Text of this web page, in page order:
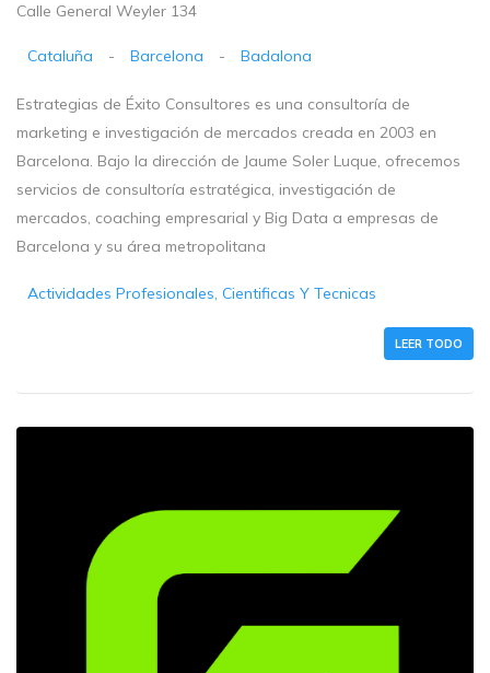
Calle General Weyler 134
Cataluña - Barcelona - Badalona
Estrategias de Éxito Consultores es una consultoría de
marketing e investigación de mercados creada en 2003 en
Barcelona. Bajo la dirección de Jaume Soler Luque, ofrecemos
servicios de consultoría estratégica, investigación de
mercados, coaching empresarial y Big Data a empresas de
Barcelona y su área metropolitana
Actividades Profesionales, Cientificas Y Tecnicas
LEER TODO